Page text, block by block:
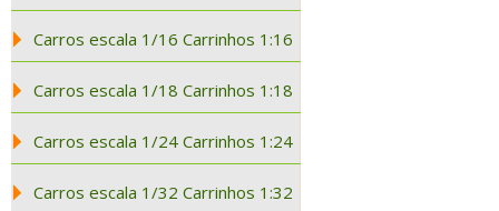
Carros escala 1/16 Carrinhos 1:16
Carros escala 1/18 Carrinhos 1:18
Carros escala 1/24 Carrinhos 1:24
Carros escala 1/32 Carrinhos 1:32